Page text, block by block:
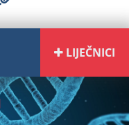
LIJEČNICI